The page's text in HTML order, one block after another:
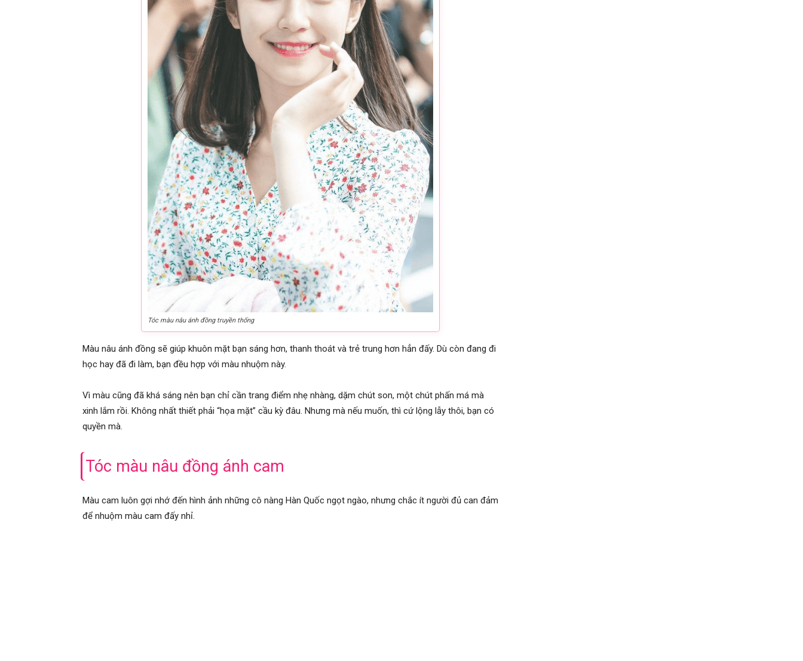
Tóc màu nâu ánh đồng truyền thống
Màu nâu ánh đồng sẽ giúp khuôn mặt bạn sáng hơn, thanh thoát và trẻ trung hơn hẳn đấy. Dù còn đang đi
học hay đã đi làm, bạn đều hợp với màu nhuộm này.
Vì màu cũng đã khá sáng nên bạn chỉ cần trang điểm nhẹ nhàng, dặm chút son, một chút phấn má mà
xinh lắm rồi. Không nhất thiết phải “họa mặt” cầu kỳ đâu. Nhưng mà nếu muốn, thì cứ lộng lẫy thôi, bạn có
quyền mà.
Tóc màu nâu đồng ánh cam
Màu cam luôn gợi nhớ đến hình ảnh những cô nàng Hàn Quốc ngọt ngào, nhưng chắc ít người đủ can đảm
để nhuộm màu cam đấy nhỉ.